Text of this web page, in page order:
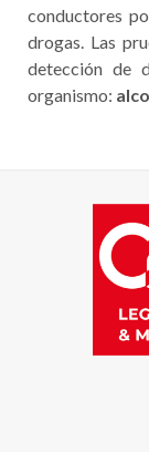
conductores
drogas. Las
detección de
organismo: